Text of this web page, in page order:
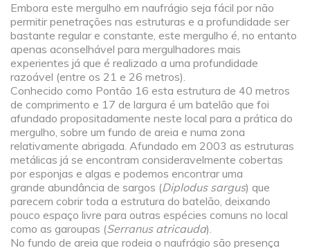
Embora este mergulho em naufrágio seja fácil por não
permitir penetrações nas estruturas e a profundidade ser
bastante regular e constante, este mergulho é, no entanto
apenas aconselhável para mergulhadores mais
experientes já que é realizado a uma profundidade
razoável (entre os 21 e 26 metros).
Conhecido como Pontão 16 esta estrutura de 40 metros
de comprimento e 17 de largura é um batelão que foi
afundado propositadamente neste local para a prática do
mergulho, sobre um fundo de areia e numa zona
relativamente abrigada. Afundado em 2003 as estruturas
metálicas já se encontram consideravelmente cobertas
por esponjas e algas e podemos encontrar uma
grande abundância de sargos (Diplodus sargus) que
parecem cobrir toda a estrutura do batelão, deixando
pouco espaço livre para outras espécies comuns no local
como as garoupas (Serranus atricauda).
No fundo de areia que rodeia o naufrágio são presença